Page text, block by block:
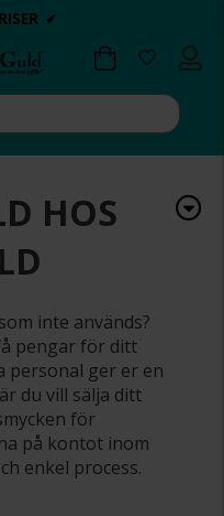
✔
✔
✔
HOS
inte används?
pengar för ditt
personal ger er en
du vill sälja ditt
för
på kontot inom
enkel process.